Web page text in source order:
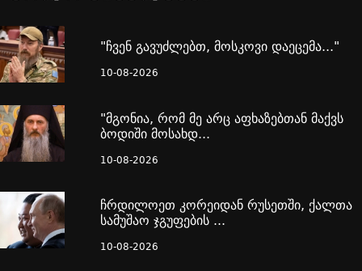
"ჩვენ გავუძლებთ, მოსკოვი დაეცემა..."
10-08-2026
"მგონია, რომ მე არც აფხაზებთან მაქვს
ბოდიში მოსახდ...
10-08-2026
ჩრდილოეთ კორეიდან რუსეთში, ქალთა
სამუშაო ჯგუფების ...
10-08-2026